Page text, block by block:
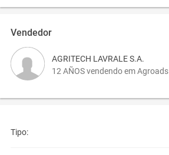
Vendedor
AGRITECH LAVRALE S.A.
12 AÑOS vendendo em Agroads
Tipo: